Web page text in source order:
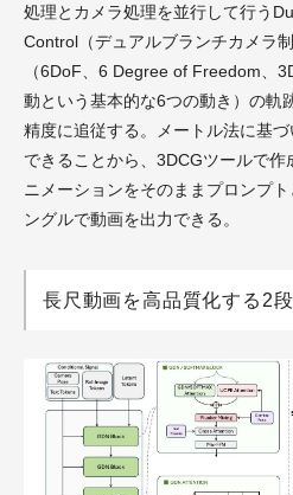
処理とカメラ処理を並行して行う
Control（デュアルブランチカメラ
（6DoF、6 Degree of Freedom、
動という基本的な6つの動き）の軌
精度に追従する。メートル法に基
できることから、3DCGツールで
ニメーションをそのままプロンプ
ングルで動画を出力できる。
長尺動画を高品質化する2